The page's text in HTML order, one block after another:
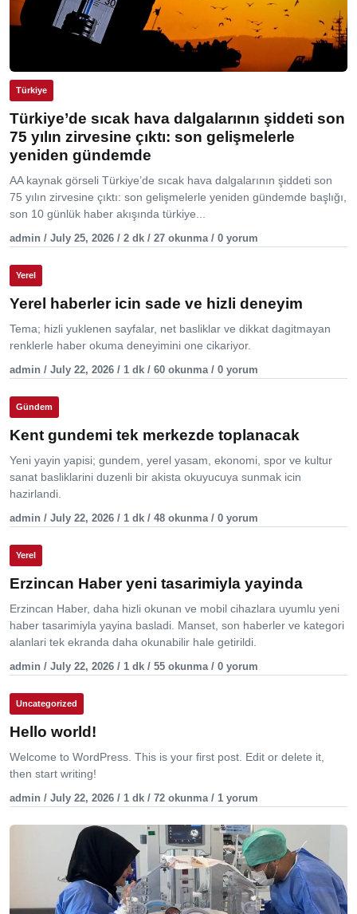
Türkiye
Türkiye’de sıcak hava dalgalarının şiddeti son
75 yılın zirvesine çıktı: son gelişmelerle
yeniden gündemde
AA kaynak görseli Türkiye’de sıcak hava dalgalarının şiddeti son
75 yılın zirvesine çıktı: son gelişmelerle yeniden gündemde başlığı,
son 10 günlük haber akışında türkiye...
admin / July 25, 2026 / 2 dk / 27 okunma / 0 yorum
Yerel
Yerel haberler icin sade ve hizli deneyim
Tema; hizli yuklenen sayfalar, net basliklar ve dikkat dagitmayan
renklerle haber okuma deneyimini one cikariyor.
admin / July 22, 2026 / 1 dk / 60 okunma / 0 yorum
Gündem
Kent gundemi tek merkezde toplanacak
Yeni yayin yapisi; gundem, yerel yasam, ekonomi, spor ve kultur
sanat basliklarini duzenli bir akista okuyucuya sunmak icin
hazirlandi.
admin / July 22, 2026 / 1 dk / 48 okunma / 0 yorum
Yerel
Erzincan Haber yeni tasarimiyla yayinda
Erzincan Haber, daha hizli okunan ve mobil cihazlara uyumlu yeni
haber tasarimiyla yayina basladi. Manset, son haberler ve kategori
alanlari tek ekranda daha okunabilir hale getirildi.
admin / July 22, 2026 / 1 dk / 55 okunma / 0 yorum
Uncategorized
Hello world!
Welcome to WordPress. This is your first post. Edit or delete it,
then start writing!
admin / July 22, 2026 / 1 dk / 72 okunma / 1 yorum